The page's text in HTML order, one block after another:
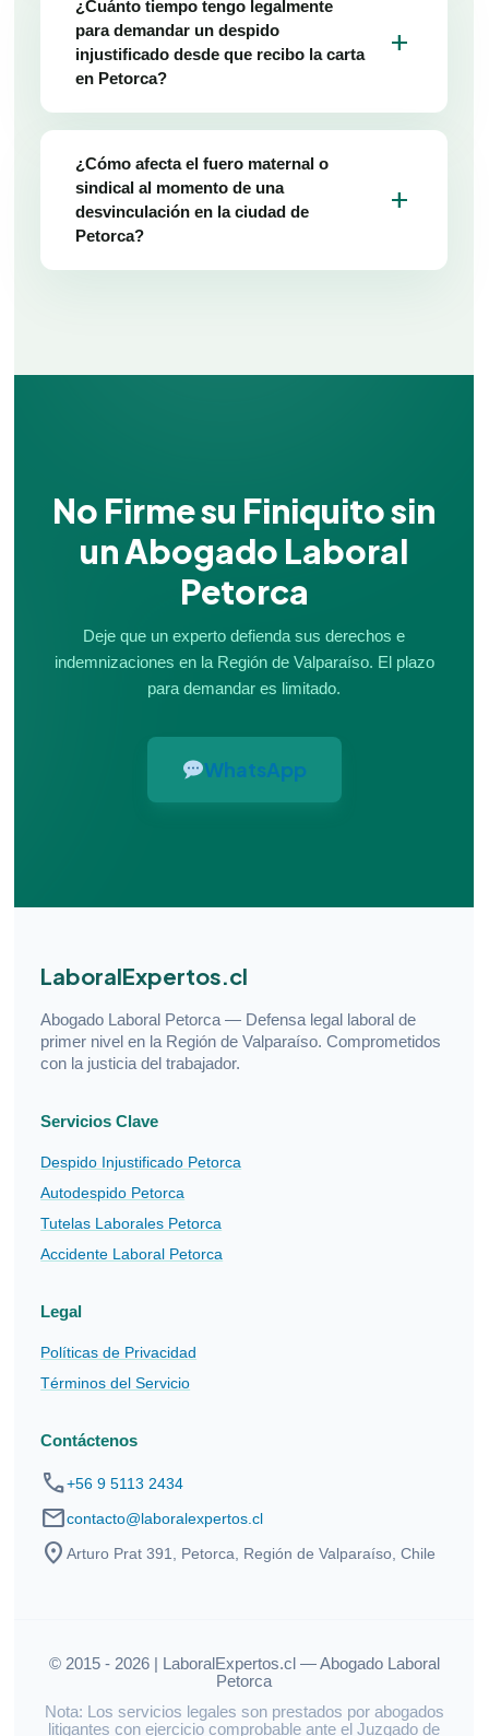
¿Cuánto tiempo tengo legalmente
para demandar un despido
injustificado desde que recibo la carta
en Petorca?
add
¿Cómo afecta el fuero maternal o
sindical al momento de una
desvinculación en la ciudad de
Petorca?
add
No Firme su Finiquito sin
un Abogado Laboral
Petorca
Deje que un experto defienda sus derechos e
indemnizaciones en la Región de Valparaíso. El plazo
para demandar es limitado.
WhatsApp
LaboralExpertos.cl
Abogado Laboral Petorca — Defensa legal laboral de
primer nivel en la Región de Valparaíso. Comprometidos
con la justicia del trabajador.
Servicios Clave
Despido Injustificado Petorca
Autodespido Petorca
Tutelas Laborales Petorca
Accidente Laboral Petorca
Legal
Políticas de Privacidad
Términos del Servicio
Contáctenos
phone+56 9 5113 2434
mailcontacto@laboralexpertos.cl
location_onArturo Prat 391, Petorca, Región de Valparaíso, Chile
© 2015 - 2026 | LaboralExpertos.cl — Abogado Laboral
Petorca
Nota: Los servicios legales son prestados por abogados
litigantes con ejercicio comprobable ante el Juzgado de